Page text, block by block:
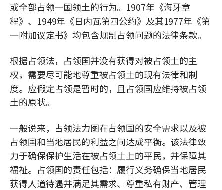
或全部占领一国领土的行为。1907年《海牙章
程》、1949年《日内瓦第四公约》及其1977年《第
一附加议定书》均包含规制占领问题的法律条款。
根据占领法，占领国并没有获得对被占领土的主
权，需要尽可能地尊重被占领土的现有法律和制
度。应假定占领是暂时的，且占领国应维持被占领
土的原状。
一般说来，占领法力图在占领国的安全需求以及被
占领国和当地居民的利益之间达成平衡。该法律致
力于确保保护生活在被占领土上的平民，并保障其
福祉。占领国的责任包括：履行义务确保当地居民
获得人道待遇并满足其需求、尊重私有财产、管理